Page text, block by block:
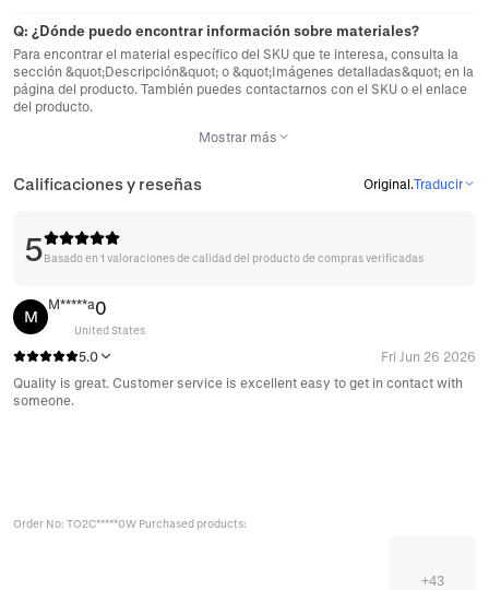
Q: ¿Dónde puedo encontrar información sobre materiales?
Para encontrar el material específico del SKU que te interesa, consulta la
sección &quot;Descripción&quot; o &quot;Imágenes detalladas&quot; en la
página del producto. También puedes contactarnos con el SKU o el enlace
del producto.
Mostrar más
Calificaciones y reseñas Original.Traducir
5Basado en 1 valoraciones de calidad del producto de compras verificadas
M
M*****a0
United States
5.0
Fri Jun 26 2026
Quality is great. Customer service is excellent easy to get in contact with
someone.
Order No: TO2C*****0W Purchased products:
+43